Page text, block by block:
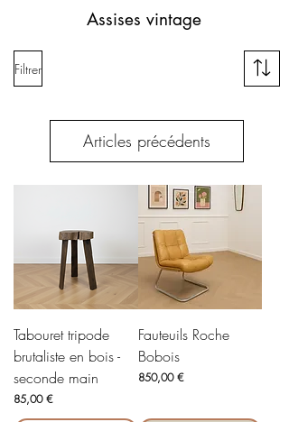
Assises vintage
Filtrer
Articles précédents
Tabouret tripode
brutaliste en bois -
seconde main
Prix
85,00 €
Fauteuils Roche
Bobois
Prix
850,00 €